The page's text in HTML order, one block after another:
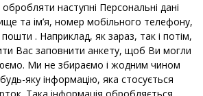
наступні Персональні дані
та ім’я, номер мобільного телефону,
. Наприклад, як зараз, так і потім,
Вас заповнити анкету, щоб Ви могли
Ми не збираємо і жодним чином
яку інформацію, яка стосується